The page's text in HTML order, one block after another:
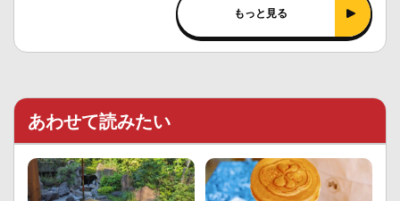
もっと見る
あわせて読みたい